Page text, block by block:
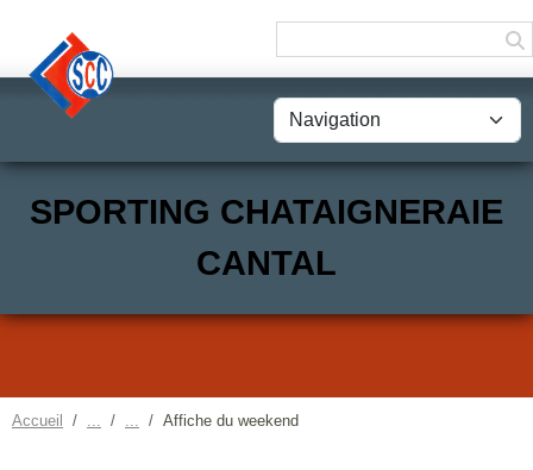
SPORTING CHATAIGNERAIE
CANTAL
Accueil Affiche du weekend